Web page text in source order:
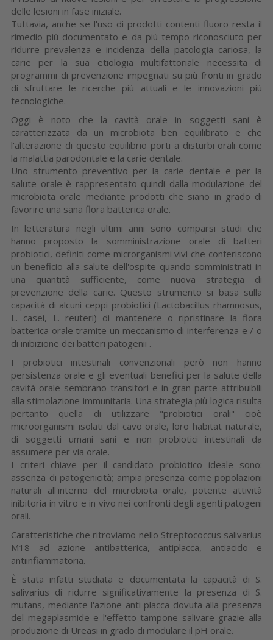
delle lesioni in fase iniziale.
Tuttavia, anche se l'uso di prodotti contenti fluoro resta il
rimedio più documentato e da più tempo riconosciuto per
ridurre prevalenza e incidenza della patologia cariosa, la
carie per la sua etiologia multifattoriale necessita di
programmi di prevenzione impegnati su più fronti in grado
di sfruttare le ricerche più attuali e le innovazioni più
tecnologiche.
Oggi è noto che la cavità orale in soggetti sani è
caratterizzata da un microbiota ben equilibrato e che
l'alterazione di questo equilibrio porti a disturbi orali come
la malattia parodontale e la carie dentale.
Uno strumento preventivo per la carie dentale e per la
salute orale è rappresentato quindi dalla modulazione del
microbiota orale mediante prodotti che siano in grado di
favorire una sana flora batterica orale.
In letteratura negli ultimi anni sono comparsi studi che
hanno proposto la somministrazione orale di batteri
probiotici, definiti come microrganismi vivi che conferiscono
un beneficio alla salute dell'ospite quando somministrati in
una quantità sufficiente, come nuova strategia di
prevenzione della carie. Questo strumento si basa sulla
capacità di alcuni ceppi probiotici (Lactobacillus rhamnosus,
L. casei, L. reuteri) di mantenere o ripristinare la flora
batterica orale tramite un meccanismo di interferenza e / o
di inibizione dei batteri patogenii .
I probiotici intestinali convenzionali però non hanno
persistenza orale e gli eventuali benefici per la salute della
cavità orale sembrano transitori e in gran parte attribuibili
alla stimolazione immunitaria. Una strategia più logica risulta
pertanto quella di utilizzare "probiotici orali" cioè
microorganismi isolati dal cavo orale, loro habitat naturale,
di soggetti umani sani e non probiotici intestinali da
assumere per via orale.
I criteri chiave per il candidato probiotico ideale sono:
assenza di patogenicità; ampia presenza come popolazioni
naturali all'interno del microbiota orale, potente attività
inibitoria in vitro e in vivo nei confronti degli agenti patogeni
orali.
Caratteristiche che ritroviamo nello Streptococcus salivarius
M18 ad azione antibatterica, antiplacca, antiacido e
antiinfiammatoria.
È stata infatti studiata e documentata la capacità di S.
salivarius di ridurre significativamente la presenza di S.
mutans, mediante l'azione anti placca dovuta alla presenza
del megaplasmide e l'effetto tampone salivare grazie alla
produzione di Ureasi in grado di modulare il pH orale.